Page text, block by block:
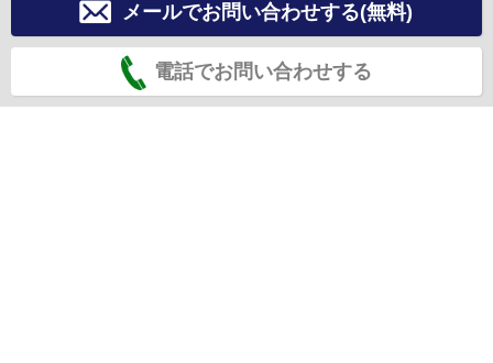
メールでお問い合わせする(無料)
電話でお問い合わせする